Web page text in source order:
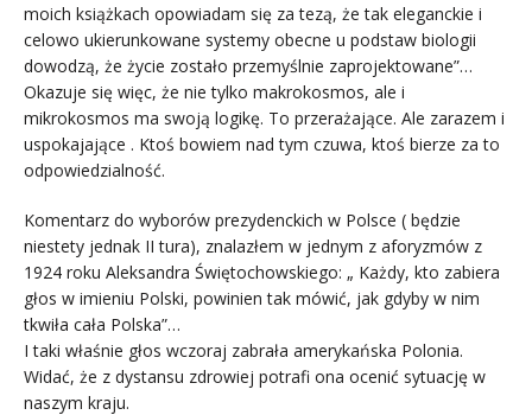
moich książkach opowiadam się za tezą, że tak eleganckie i
celowo ukierunkowane systemy obecne u podstaw biologii
dowodzą, że życie zostało przemyślnie zaprojektowane”…
Okazuje się więc, że nie tylko makrokosmos, ale i
mikrokosmos ma swoją logikę. To przerażające. Ale zarazem i
uspokajające . Ktoś bowiem nad tym czuwa, ktoś bierze za to
odpowiedzialność.
Komentarz do wyborów prezydenckich w Polsce ( będzie
niestety jednak II tura), znalazłem w jednym z aforyzmów z
1924 roku Aleksandra Świętochowskiego: „ Każdy, kto zabiera
głos w imieniu Polski, powinien tak mówić, jak gdyby w nim
tkwiła cała Polska”…
I taki właśnie głos wczoraj zabrała amerykańska Polonia.
Widać, że z dystansu zdrowiej potrafi ona ocenić sytuację w
naszym kraju.